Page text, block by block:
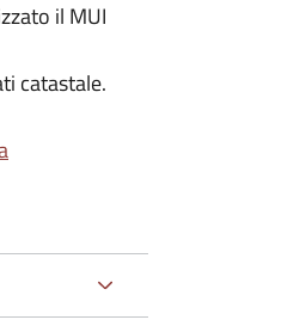
il MUI
catastale.